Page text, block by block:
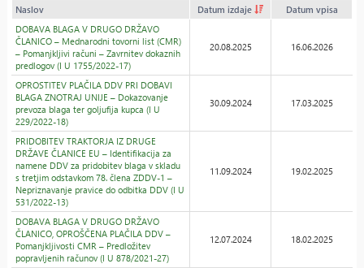
Naslov Datum izdaje
Datum vpisa
DOBAVA BLAGA V DRUGO DRŽAVO
ČLANICO – Mednarodni tovorni list (CMR)
– Pomanjkljivi računi – Zavrnitev dokaznih
predlogov (I U 1755/2022-17)
20.08.2025 16.06.2026
OPROSTITEV PLAČILA DDV PRI DOBAVI
BLAGA ZNOTRAJ UNIJE – Dokazovanje
prevoza blaga ter goljufija kupca (I U
229/2022-18)
30.09.2024 17.03.2025
PRIDOBITEV TRAKTORJA IZ DRUGE
DRŽAVE ČLANICE EU – Identifikacija za
namene DDV za pridobitev blaga v skladu
s tretjim odstavkom 78. člena ZDDV-1 –
Nepriznavanje pravice do odbitka DDV (I U
531/2022-13)
11.09.2024 19.02.2025
DOBAVA BLAGA V DRUGO DRŽAVO
ČLANICO, OPROŠČENA PLAČILA DDV –
Pomanjkljivosti CMR – Predložitev
popravljenih računov (I U 878/2021-27)
12.07.2024 18.02.2025